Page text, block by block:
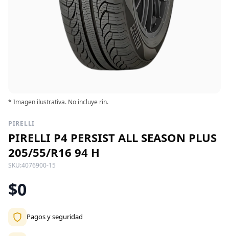
* Imagen ilustrativa. No incluye rin.
PIRELLI
PIRELLI P4 PERSIST ALL SEASON PLUS
205/55/R16 94 H
SKU:4076900-15
$0
Pagos y seguridad